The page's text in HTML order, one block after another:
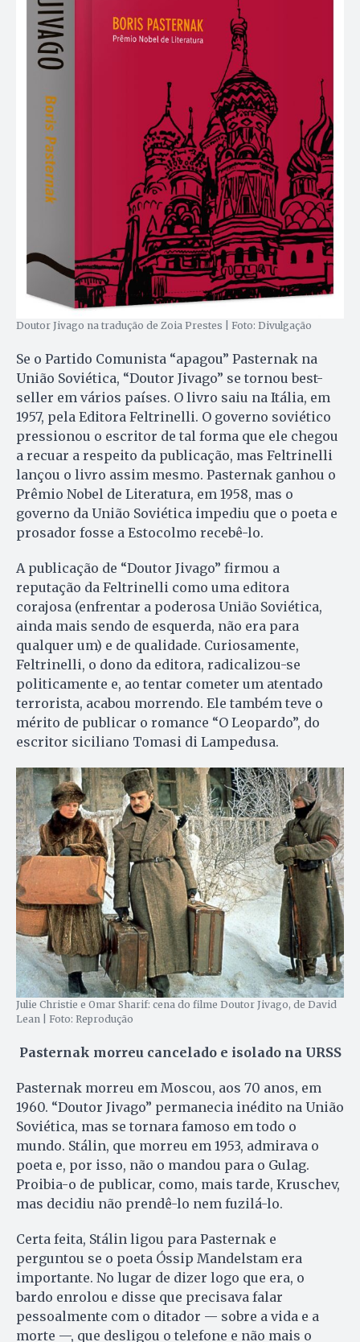
Doutor Jivago na tradução de Zoia Prestes | Foto: Divulgação
Se o Partido Comunista “apagou” Pasternak na
União Soviética, “Doutor Jivago” se tornou best-
seller em vários países. O livro saiu na Itália, em
1957, pela Editora Feltrinelli. O governo soviético
pressionou o escritor de tal forma que ele chegou
a recuar a respeito da publicação, mas Feltrinelli
lançou o livro assim mesmo. Pasternak ganhou o
Prêmio Nobel de Literatura, em 1958, mas o
governo da União Soviética impediu que o poeta e
prosador fosse a Estocolmo recebê-lo.
A publicação de “Doutor Jivago” firmou a
reputação da Feltrinelli como uma editora
corajosa (enfrentar a poderosa União Soviética,
ainda mais sendo de esquerda, não era para
qualquer um) e de qualidade. Curiosamente,
Feltrinelli, o dono da editora, radicalizou-se
politicamente e, ao tentar cometer um atentado
terrorista, acabou morrendo. Ele também teve o
mérito de publicar o romance “O Leopardo”, do
escritor siciliano Tomasi di Lampedusa.
Julie Christie e Omar Sharif: cena do filme Doutor Jivago, de David
Lean | Foto: Reprodução
Pasternak morreu cancelado e isolado na URSS
Pasternak morreu em Moscou, aos 70 anos, em
1960. “Doutor Jivago” permanecia inédito na União
Soviética, mas se tornara famoso em todo o
mundo. Stálin, que morreu em 1953, admirava o
poeta e, por isso, não o mandou para o Gulag.
Proibia-o de publicar, como, mais tarde, Kruschev,
mas decidiu não prendê-lo nem fuzilá-lo.
Certa feita, Stálin ligou para Pasternak e
perguntou se o poeta Óssip Mandelstam era
importante. No lugar de dizer logo que era, o
bardo enrolou e disse que precisava falar
pessoalmente com o ditador — sobre a vida e a
morte —, que desligou o telefone e não mais o